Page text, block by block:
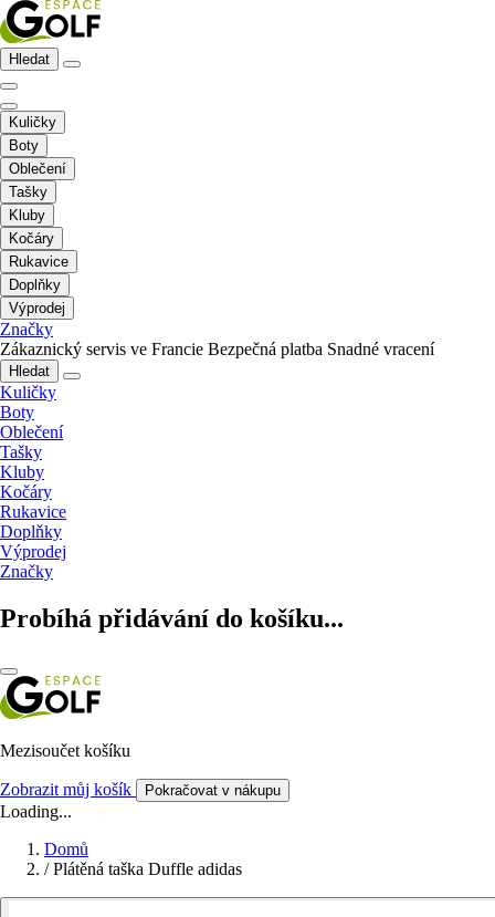
Hledat
Kuličky
Boty
Oblečení
Tašky
Kluby
Kočáry
Rukavice
Doplňky
Výprodej
Značky
Zákaznický servis ve Francie Bezpečná platba Snadné vracení
Hledat
Kuličky
Boty
Oblečení
Tašky
Kluby
Kočáry
Rukavice
Doplňky
Výprodej
Značky
Probíhá přidávání do košíku...
Mezisoučet košíku
Zobrazit můj košík Pokračovat v nákupu
Loading...
Domů
/ Plátěná taška Duffle adidas